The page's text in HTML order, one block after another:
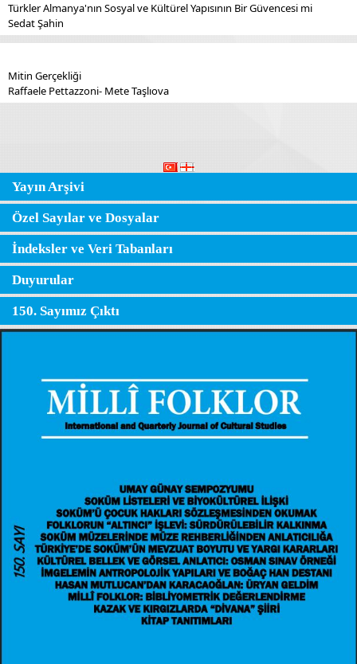
Türkler Almanya'nın Sosyal ve Kültürel Yapısının Bir Güvencesi mi
Sedat Şahin
Mitin Gerçekliği
Raffaele Pettazzoni- Mete Taşlıova
Yayın Arşivi
Özel Sayılar ve Dosyalar
İndeksler ve Veri Tabanları
Duyurular
150. Sayımız Çıktı